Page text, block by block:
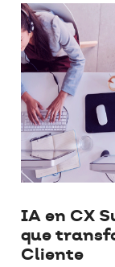
IA en CX
que
Cliente